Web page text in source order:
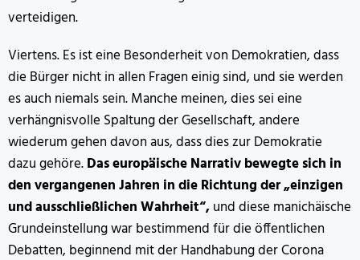
verteidigen.
Viertens. Es ist eine Besonderheit von Demokratien, dass
die Bürger nicht in allen Fragen einig sind, und sie werden
es auch niemals sein. Manche meinen, dies sei eine
verhängnisvolle Spaltung der Gesellschaft, andere
wiederum gehen davon aus, dass dies zur Demokratie
dazu gehöre.Das europäische Narrativ bewegte sich in
den vergangenen Jahren in die Richtung der „einzigen
und ausschließlichen Wahrheit“,und diese manichäische
Grundeinstellung war bestimmend für die öffentlichen
Debatten, beginnend mit der Handhabung der Corona